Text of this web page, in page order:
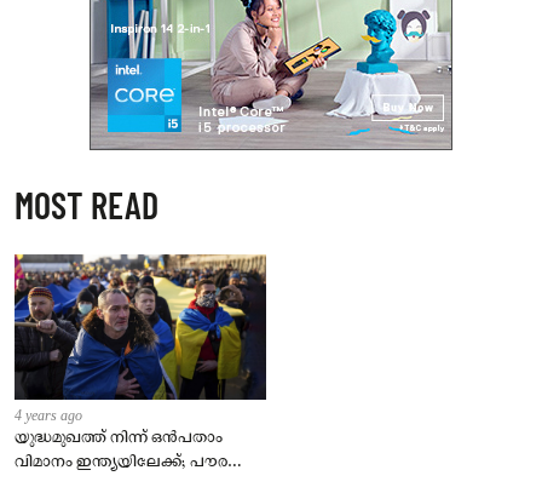
MOST READ
4 years ago
യുദ്ധമുഖത്ത് നിന്ന് ഒൻപതാം
വിമാനം ഇന്ത്യയിലേക്ക്; പൗരന്മാർ